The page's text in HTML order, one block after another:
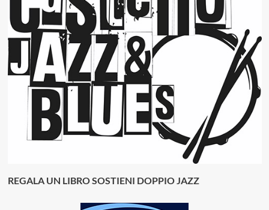
REGALA UN LIBRO SOSTIENI DOPPIO JAZZ